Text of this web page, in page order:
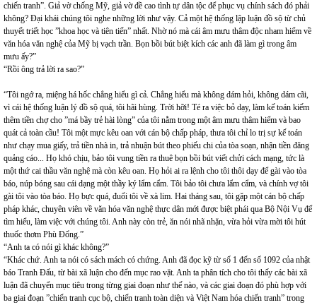
chiến tranh”. Giả vờ chống Mỹ, giả vờ đề cao tình tự dân tộc để phục vụ chính sách đó phải
không? Đại khái chúng tôi nghe những lời như vậy. Cả một hệ thống lập luận đồ sộ từ chủ
thuyết triết học ”khoa học và tiên tiến” nhất. Nhờ nó mà cái âm mưu thâm độc nham hiểm về
văn hóa văn nghệ của Mỹ bị vạch trần. Bọn bồi bút biệt kích các anh đã làm gì trong âm
mưu ấy?”
“Rồi ông trả lời ra sao?”
“Tôi ngớ ra, miệng há hốc chẳng hiểu gì cả. Chẳng hiểu mà không dám hỏi, không dám cãi,
vì cái hệ thống luận lý đồ sộ quá, tôi hãi hùng. Trời hỡi! Té ra việc bỏ dạy, làm kế toán kiếm
thêm tiền chợ cho ”má bầy trẻ hài lòng” của tôi nằm trong một âm mưu thâm hiểm và bao
quát cả toàn cầu! Tôi một mực kêu oan với cán bộ chấp pháp, thưa tôi chỉ lo trị sự kế toán
như chạy mua giấy, trả tiền nhà in, trả nhuận bút theo phiếu chi của tòa soạn, nhận tiền đăng
quảng cáo... Họ khó chịu, bảo tôi vung tiền ra thuê bọn bồi bút viết chửi cách mạng, tức là
một thứ cai thầu văn nghệ mà còn kêu oan. Họ hỏi ai ra lệnh cho tôi thôi dạy để gài vào tòa
báo, núp bóng sau cái dạng một thầy ký lẩm cẩm. Tôi bảo tôi chưa lẩm cẩm, và chính vợ tôi
gài tôi vào tòa báo. Họ bực quá, đuổi tôi về xà lim. Hai tháng sau, tôi gặp một cán bộ chấp
pháp khác, chuyên viên về văn hóa văn nghệ thực dân mới được biệt phái qua Bộ Nội Vụ để
tìm hiểu, làm việc với chúng tôi. Anh này còn trẻ, ăn nói nhã nhặn, vừa hỏi vừa mời tôi hút
thuốc thơm Phù Đổng.”
“Anh ta có nói gì khác không?”
“Khác chứ. Anh ta nói có sách mách có chứng. Anh đã đọc kỹ từ số 1 đến số 1092 của nhật
báo Tranh Đấu, từ bài xã luận cho đến mục rao vặt. Anh ta phân tích cho tôi thấy các bài xã
luận đã chuyển mục tiêu trong từng giai đoạn như thế nào, và các giai đoạn đó phù hợp với
ba giai đoạn ”chiến tranh cục bộ, chiến tranh toàn diện và Việt Nam hóa chiến tranh” trong